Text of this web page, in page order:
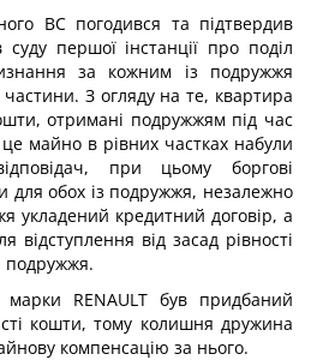
ВС погодився та підтвердив
суду першої інстанції про поділ
за кожним із подружжя
частини. З огляду на те, квартира
отримані подружжям під час
майно в рівних частках набули
при цьому боргові
для обох із подружжя, незалежно
укладений кредитний договір, а
відступлення від засад рівності
подружжя.
RENAULT був придбаний
кошти, тому колишня дружина
компенсацію за нього.